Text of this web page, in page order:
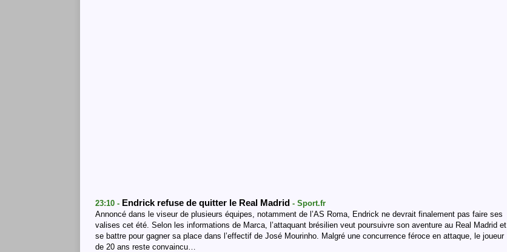
23:10 - Endrick refuse de quitter le Real Madrid - Sport.fr
Annoncé dans le viseur de plusieurs équipes, notamment de l’AS Roma, Endrick ne devrait finalement pas faire ses
valises cet été. Selon les informations de Marca, l’attaquant brésilien veut poursuivre son aventure au Real Madrid et
se battre pour gagner sa place dans l’effectif de José Mourinho. Malgré une concurrence féroce en attaque, le joueur
de 20 ans reste convaincu…